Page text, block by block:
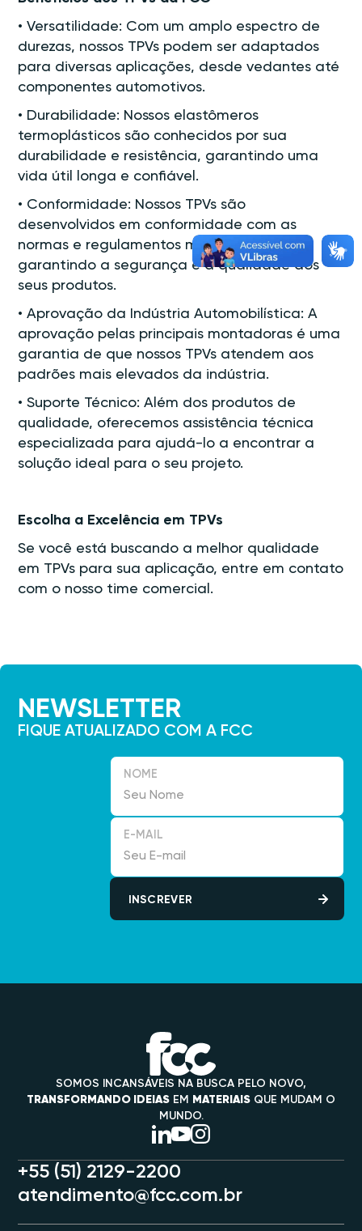
• Versatilidade: Com um amplo espectro de
durezas, nossos TPVs podem ser adaptados
para diversas aplicações, desde vedantes até
componentes automotivos.
• Durabilidade: Nossos elastômeros
termoplásticos são conhecidos por sua
durabilidade e resistência, garantindo uma
vida útil longa e confiável.
• Conformidade: Nossos TPVs são
desenvolvidos em conformidade com as
normas e regulamentos mais rigorosos,
garantindo a segurança e a qualidade dos
seus produtos.
• Aprovação da Indústria Automobilística: A
aprovação pelas principais montadoras é uma
garantia de que nossos TPVs atendem aos
padrões mais elevados da indústria.
• Suporte Técnico: Além dos produtos de
qualidade, oferecemos assistência técnica
especializada para ajudá-lo a encontrar a
solução ideal para o seu projeto.
Escolha a Excelência em TPVs
Se você está buscando a melhor qualidade
em TPVs para sua aplicação, entre em contato
com o nosso time comercial.
NEWSLETTER
FIQUE ATUALIZADO COM A FCC
NOME
E-MAIL
SOMOS INCANSÁVEIS NA BUSCA PELO NOVO,
TRANSFORMANDO IDEIAS EM MATERIAIS QUE MUDAM O
MUNDO.
+55 (51) 2129-2200
atendimento@fcc.com.br